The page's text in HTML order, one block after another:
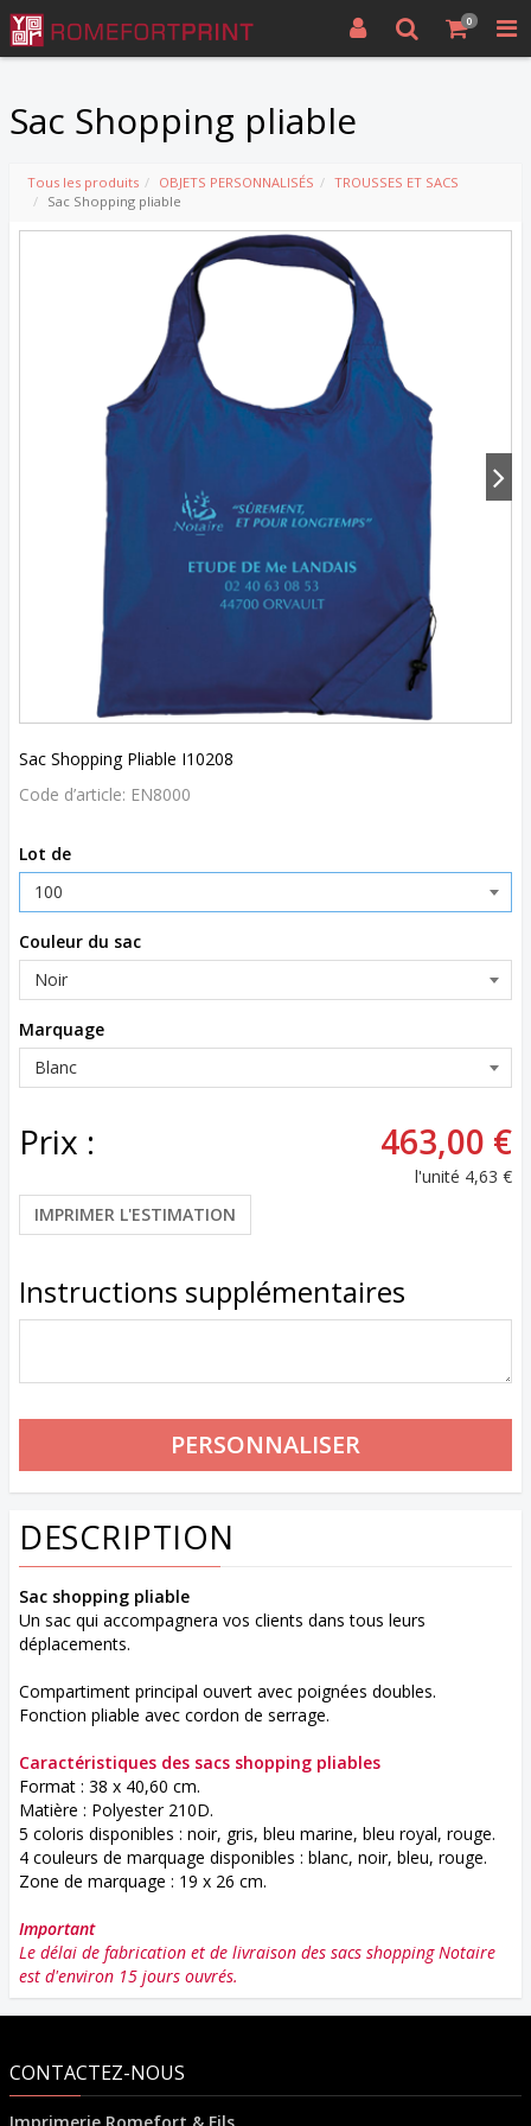
0
Sac Shopping pliable
Tous les produits OBJETS PERSONNALISÉS
TROUSSES ET SACS
Sac Shopping pliable
Sac Shopping Pliable I10208
Code d’article: EN8000
Lot de
Couleur du sac
Marquage
Prix : 463,00 €
l'unité 4,63 €
IMPRIMER L'ESTIMATION
Instructions supplémentaires
DESCRIPTION
Sac shopping pliable
Un sac qui accompagnera vos clients dans tous leurs
déplacements.
Compartiment principal ouvert avec poignées doubles.
Fonction pliable avec cordon de serrage.
Caractéristiques des sacs shopping pliables
Format : 38 x 40,60 cm.
Matière : Polyester 210D.
5 coloris disponibles : noir, gris, bleu marine, bleu royal, rouge.
4 couleurs de marquage disponibles : blanc, noir, bleu, rouge.
Zone de marquage : 19 x 26 cm.
Important
Le délai de fabrication et de livraison des sacs shopping Notaire
est d'environ 15 jours ouvrés.
CONTACTEZ-NOUS